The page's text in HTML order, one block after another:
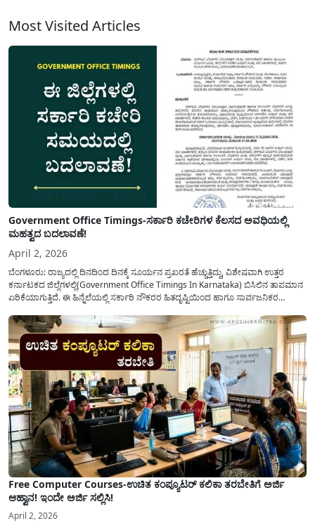
Most Visited Articles
Government Office Timings-ಸರ್ಕಾರಿ ಕಚೇರಿಗಳ ಕೆಲಸದ ಅವಧಿಯಲ್ಲಿ
ಮಹತ್ವದ ಬದಲಾವಣೆ!
April 2, 2026
ಬೆಂಗಳೂರು: ರಾಜ್ಯದಲ್ಲಿ ದಿನದಿಂದ ದಿನಕ್ಕೆ ಸೂರ್ಯನ ಪ್ರಖರತೆ ಹೆಚ್ಚುತ್ತಿದ್ದು, ವಿಶೇಷವಾಗಿ ಉತ್ತರ
ಕರ್ನಾಟಕದ ಜಿಲ್ಲೆಗಳಲ್ಲಿ(Government Office Timings In Karnataka) ಬಿಸಿಲಿನ ತಾಪಮಾನ
ಏರಿಕೆಯಾಗುತ್ತಿದೆ. ಈ ಹಿನ್ನೆಲೆಯಲ್ಲಿ ಸರ್ಕಾರಿ ನೌಕರರ ಹಿತದೃಷ್ಟಿಯಿಂದ ಹಾಗೂ ಸಾರ್ವಜನಿಕರ
ಮತ್ತು ಕಲ್ಯಾಣ ಕರ್ನಾಟಕದ ಒಟ್ಟು 9 ಜಿಲ್ಲೆಗಳಲ್ಲಿ ಏಪ್ರಿಲ್...
Free Computer Courses-ಉಚಿತ ಕಂಪ್ಯೂಟರ್ ಕಲಿಕಾ ತರಬೇತಿಗೆ ಅರ್ಜಿ
ಆಹ್ವಾನ! ಇಂದೇ ಅರ್ಜಿ ಸಲ್ಲಿಸಿ!
April 2, 2026